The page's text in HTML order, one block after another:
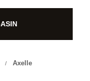
Axelle